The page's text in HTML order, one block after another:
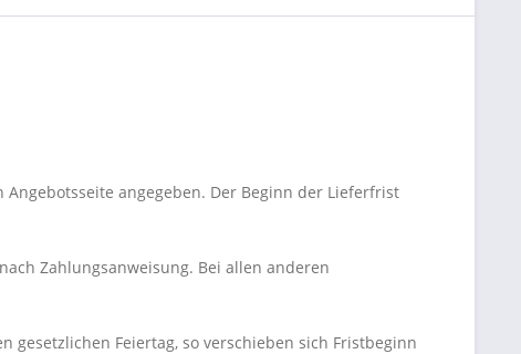
angegeben. Der Beginn der Lieferfrist
Zahlungsanweisung. Bei allen anderen
gesetzlichen Feiertag, so verschieben sich Fristbeginn